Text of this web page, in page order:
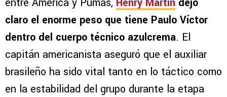
claro el enorme peso que tiene Paulo Víctor
dentro del cuerpo técnico azulcrema. El
capitán americanista aseguró que el auxiliar
brasileño ha sido vital tanto en lo táctico como
en la estabilidad del grupo durante la etapa